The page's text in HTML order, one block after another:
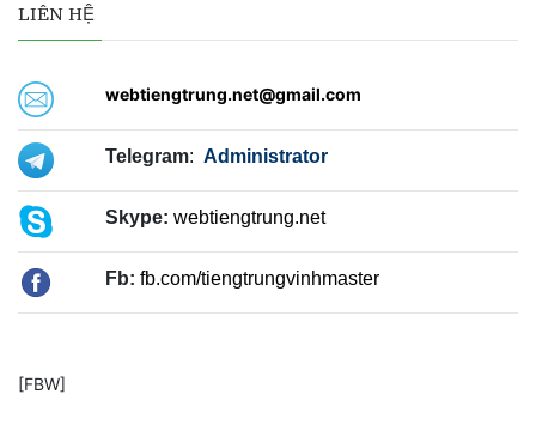
LIÊN HỆ
webtiengtrung.net@gmail.com
Telegram: Administrator
Skype: webtiengtrung.net
Fb: fb.com/tiengtrungvinhmaster
[FBW]